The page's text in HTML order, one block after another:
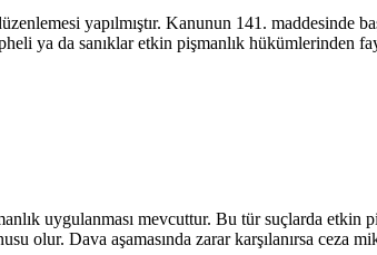
yapılmıştır. Kanunun 141. maddesinde
ya da sanıklar etkin pişmanlık hükümlerinden
uygulanması mevcuttur. Bu tür suçlarda etkin
olur. Dava aşamasında zarar karşılanırsa